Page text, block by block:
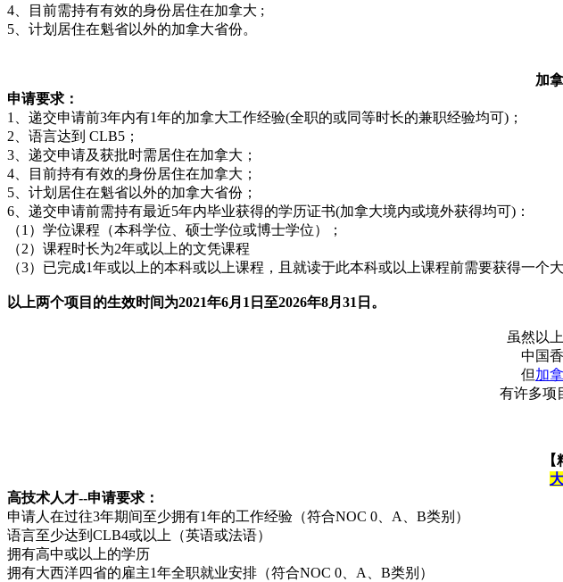
4、目前需持有有效的身份居住在加拿大 ;
5、计划居住在魁省以外的加拿大省份。
加
申请要求：
1、递交申请前3年内有1年的加拿大工作经验(全职的或同等时长的兼职经验均可)；
2、语言达到 CLB5；
3、递交申请及获批时需居住在加拿大；
4、目前持有有效的身份居住在加拿大；
5、计划居住在魁省以外的加拿大省份；
6、递交申请前需持有最近5年内毕业获得的学历证书(加拿大境内或境外获得均可)：
（1）学位课程（本科学位、硕士学位或博士学位）；
（2）课程时长为2年或以上的文凭课程
（3）已完成1年或以上的本科或以上课程，且就读于此本科或以上课程前需要获得一
以上两个项目的生效时间为2021年6月1日至2026年8月31日。
虽然以
中国
但加
有许多项
高技术人才--申请要求：
申请人在过往3年期间至少拥有1年的工作经验（符合NOC 0、A、B类别）
语言至少达到CLB4或以上（英语或法语）
拥有高中或以上的学历
拥有大西洋四省的雇主1年全职就业安排（符合NOC 0、A、B类别）